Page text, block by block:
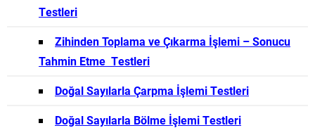
Testleri
Zihinden Toplama ve Çıkarma İşlemi – Sonucu
Tahmin Etme Testleri
Doğal Sayılarla Çarpma İşlemi Testleri
Doğal Sayılarla Bölme İşlemi Testleri